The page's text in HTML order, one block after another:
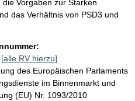
Vorgaben zur Starken
das Verhältnis von PSD3 und
[alle RV hierzu]
des Europäischen Parlaments
im Binnenmarkt und
(EU) Nr. 1093/2010